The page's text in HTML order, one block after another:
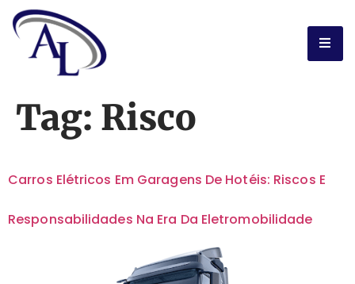
Tag: Risco
Carros Elétricos Em Garagens De Hotéis: Riscos E
Responsabilidades Na Era Da Eletromobilidade